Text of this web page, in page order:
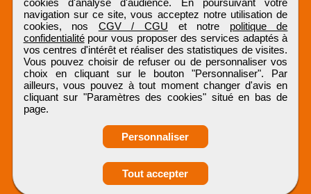
Candidature spontanée
cookies d'analyse d'audience. En poursuivant votre
navigation sur ce site, vous acceptez notre utilisation de
cookies, nos CGV / CGU et notre politique de
confidentialitépour vous proposer des services adaptés à
vos centres d'intérêt et réaliser des statistiques de visites.
Vous pouvez choisir de refuser ou de personnaliser vos
choix en cliquant sur le bouton "Personnaliser". Par
ailleurs, vous pouvez à tout moment changer d'avis en
cliquant sur "Paramètres des cookies" situé en bas de
page.
Personnaliser
Tout accepter
ARCHIJOBBTP